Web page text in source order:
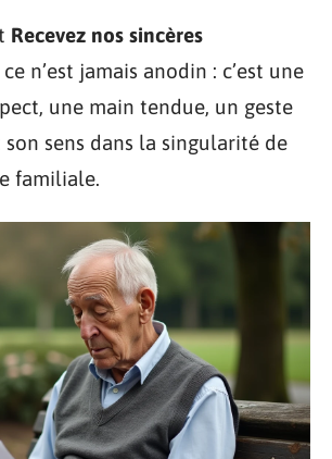
Recevez nos sincères
ce n’est jamais anodin : c’est une
une main tendue, un geste
sens dans la singularité de
familiale.